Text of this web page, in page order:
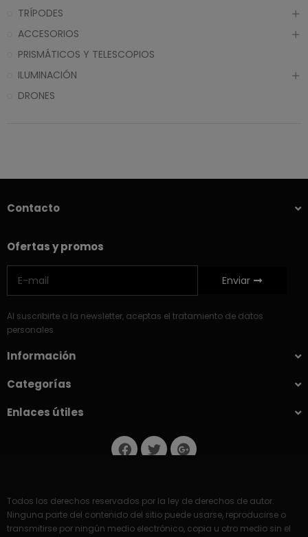
TRÍPODES
ACCESORIOS
PRISMÁTICOS Y TELESCOPIOS
ILUMINACIÓN
DRONES
Contacto
Ofertas y promos
Enviar
Al suscribirte a la newsletter, aceptas el tratamiento de datos
personales
Información
Categorías
Enlaces útiles
Todos los derechos reservados por la ley de derechos de autor.
Ninguna parte del contenido del sitio puede usarse, reproducirse o
transmitirse por ningún medio electrónico, copia u otro medio sin el